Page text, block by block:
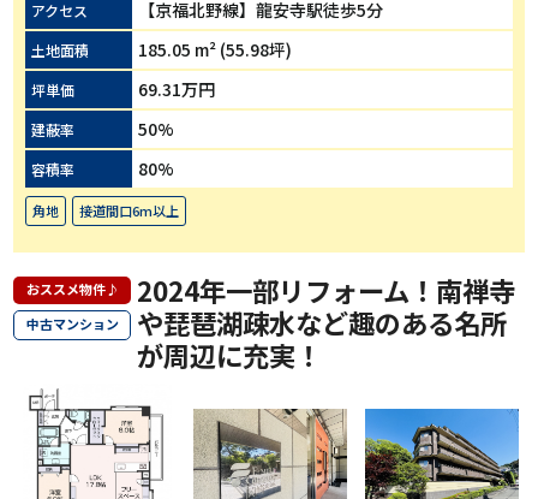
アクセス 【京福北野線】龍安寺駅徒歩5分
土地面積 185.05 m² (55.98坪)
坪単価 69.31万円
建蔽率 50%
容積率 80%
角地 接道間口6m以上
おススメ物件♪
中古マンション
2024年一部リフォーム！南禅寺
や琵琶湖疎水など趣のある名所
が周辺に充実！